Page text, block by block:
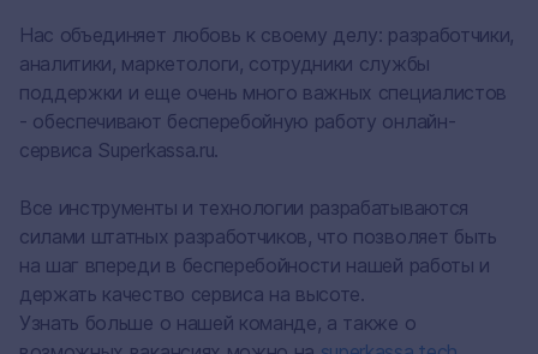
Нас объединяет любовь к своему делу: разработчики,
аналитики, маркетологи, сотрудники службы
поддержки и еще очень много важных специалистов
- обеспечивают бесперебойную работу онлайн-
сервиса Superkassa.ru.
Все инструменты и технологии разрабатываются
силами штатных разработчиков, что позволяет быть
на шаг впереди в бесперебойности нашей работы и
держать качество сервиса на высоте.
Узнать больше о нашей команде, а также о